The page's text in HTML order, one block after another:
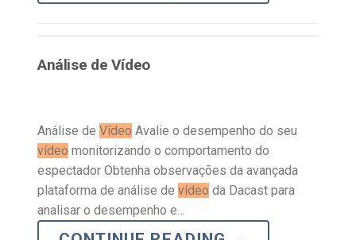
Análise de Vídeo
Análise de Vídeo Avalie o desempenho do seu
vídeo monitorizando o comportamento do
espectador Obtenha observações da avançada
plataforma de análise de vídeo da Dacast para
analisar o desempenho e…